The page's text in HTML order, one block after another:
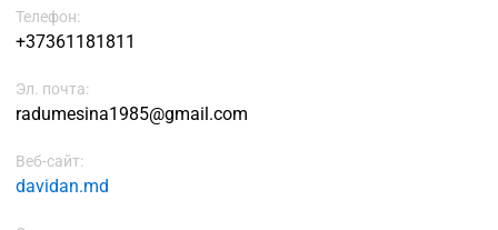
Телефон:
+37361181811
Эл. почта:
radumesina1985@gmail.com
Веб-сайт:
davidan.md